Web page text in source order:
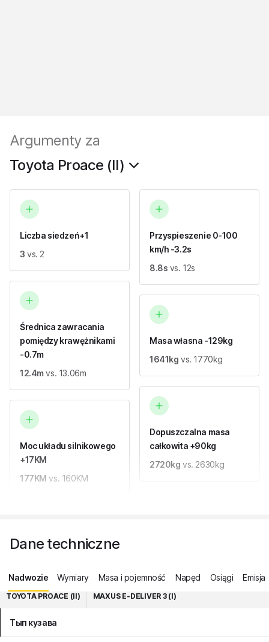
Argumenty za
Toyota Proace (II)
Liczba siedzeń+1
3 vs. 2
Średnica zawracania
pomiędzy krawężnikami
-0.7m
12.4mvs. 13.06m
Moc układu silnikowego
+17KM
177KM vs. 160KM
Przyspieszenie 0-100
km/h -3.2s
8.8s vs. 12s
Masa własna -129kg
1641kg vs. 1770kg
Dopuszczalna masa
całkowita +90kg
2720kg vs. 2630kg
Dane techniczne
Nadwozie Wymiary Masa i pojemność Napęd Osiągi Emisja
TOYOTA PROACE (II) MAXUS E-DELIVER 3 (I)
Тып кузава